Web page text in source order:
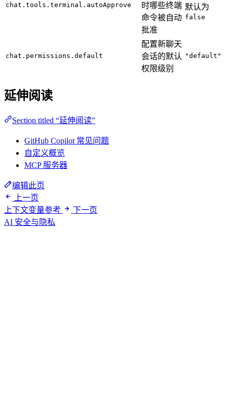
chat.tools.terminal.autoApprove
时哪些终端
命令被自动
批准
默认为
false
chat.permissions.default
配置新聊天
会话的默认
权限级别
"default"
延伸阅读
Section titled “延伸阅读”
GitHub Copilot 常见问题
自定义概览
MCP 服务器
编辑此页
上一页
上下文变量参考
下一页
AI 安全与隐私